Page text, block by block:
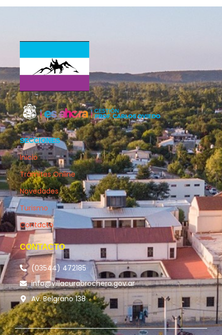
SECCIONES
Inicio
Trámites Online
Novedades
Turismo
Contacto
CONTACTO
(03544) 472185
info@villacurabrochero.gov.ar
Av. Belgrano 138